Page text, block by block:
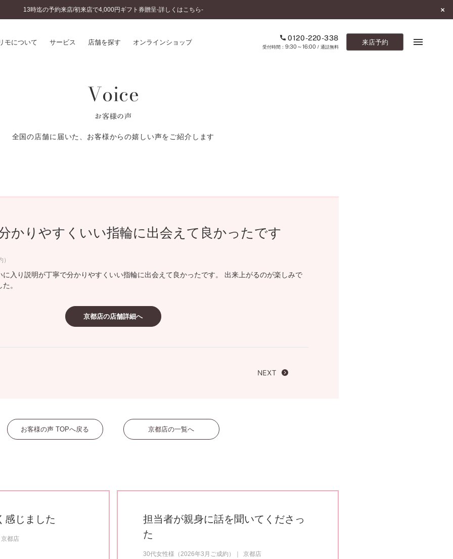
13時迄の予約来店/初来店で4,000円ギフト券贈呈-詳しくはこちら-
モについて サービス 店舗を探す オンラインショップ 0120-220-338
9:30～16:00/ 通話無料
来店予約
のこだわり
スダイヤモンド&バースストー
ーズサポート
婚約指輪とは
結婚指輪とは
セットリングとは
ショップブログ
FOLLOW US ON
Voice
お客様の声
全国の店舗に届いた、お客様からの嬉しい声をご紹介します
かりやすくいい指輪に出会えて良かったです
入り説明が丁寧で分かりやすくいい指輪に出会えて良かったです。 出来上がるのが楽しみで
。
京都店の店舗詳細へ
NEXT
お客様の声 TOPへ戻る 京都店の一覧へ
感じました
京都店
担当者が親身に話を聞いてくださっ
た
30代女性様（2026年3月ご成約） 京都店